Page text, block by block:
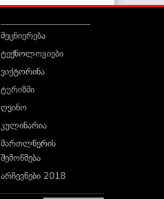
მეცნიერება
ტექნოლოგიები
ვიქტორინა
ტურიზმი
ღვინო
კულინარია
მართლწერის
შემოწმება
არჩევნები 2018